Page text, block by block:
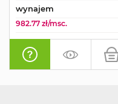
wynajem
982.77 zł/msc.